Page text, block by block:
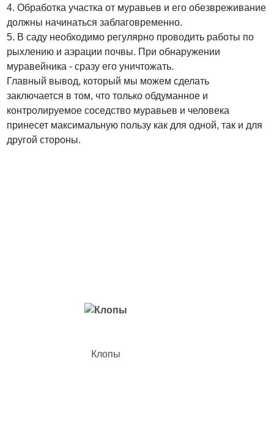
4. Обработка участка от муравьев и его обезвреживание
должны начинаться заблаговременно.
5. В саду необходимо регулярно проводить работы по
рыхлению и аэрации почвы. При обнаружении
муравейника - сразу его уничтожать.
Главный вывод, который мы можем сделать
заключается в том, что только обдуманное и
контролируемое соседство муравьев и человека
принесет максимальную пользу как для одной, так и для
другой стороны.
Клопы